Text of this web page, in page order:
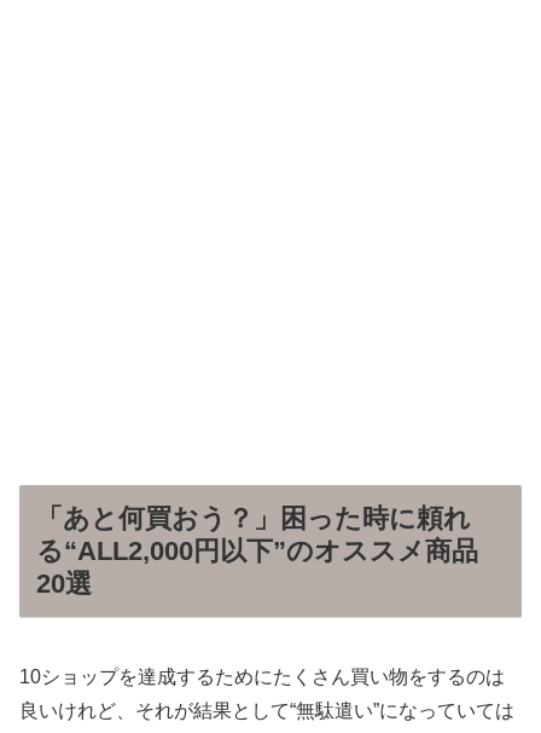
「あと何買おう？」困った時に頼れ
る“ALL2,000円以下”のオススメ商品
20選
10ショップを達成するためにたくさん買い物をするのは
良いけれど、それが結果として“無駄遣い”になっていては